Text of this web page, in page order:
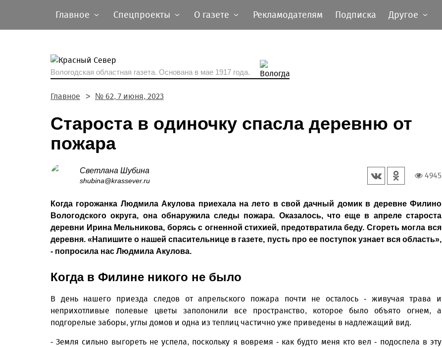
Главное Спецпроекты О газете Рекламодателям Подписка Другое
Вологодская областная газета. Основана в мае 1917 года.
Главное № 62, 7 июня, 2023
Староста в одиночку спасла деревню от
пожара
Светлана Шубина
shubina@krassever.ru
4945
Когда горожанка Людмила Акулова приехала на лето в свой дачный домик в деревне Филино
Вологодского округа, она обнаружила следы пожара. Оказалось, что еще в апреле староста
деревни Ирина Мельникова, борясь с огненной стихией, предотвратила беду. Сгореть могла вся
деревня. «Напишите о нашей спасительнице в газете, пусть про ее поступок узнает вся область»,
- попросила нас Людмила Акулова.
Когда в Филине никого не было
В день нашего приезда следов от апрельского пожара почти не осталось - живучая трава и
неприхотливые полевые цветы заполонили все пространство, которое было объято огнем, а
подгорелые заборы, углы домов и одна из теплиц частично уже приведены в надлежащий вид.
- Земля сильно выгореть не успела, поскольку я вовремя - как будто меня кто вел - подоспела в эту